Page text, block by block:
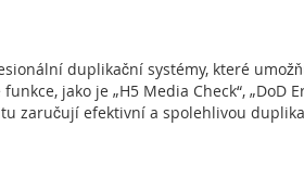
duplikační systémy, které
jako je „H5 Media Check“, „DoD
zaručují efektivní a spolehlivou